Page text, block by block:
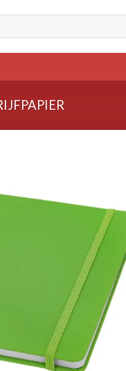
Toevoegen
aan
wenslijst